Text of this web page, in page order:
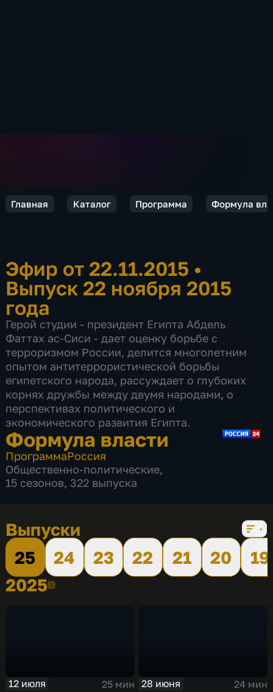
Главная Каталог Программа Формула
Эфир от 22.11.2015 •
Выпуск 22 ноября 2015
года
Герой студии - президент Египта Абдель
Фаттах ас-Сиси - дает оценку борьбе с
терроризмом России, делится многолетним
опытом антитеррористической борьбы
египетского народа, рассуждает о глубоких
корнях дружбы между двумя народами, о
перспективах политического и
экономического развития Египта.
Формула власти
ПрограммаРоссия
Общественно-политические,
15 сезонов, 322 выпуска
Выпуски
25
24 23 22 21 20
19
20252025
12 июля
25 мин
28 июня
24 мин